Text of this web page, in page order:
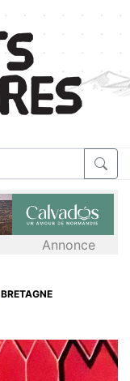
Annonce
BRETAGNE